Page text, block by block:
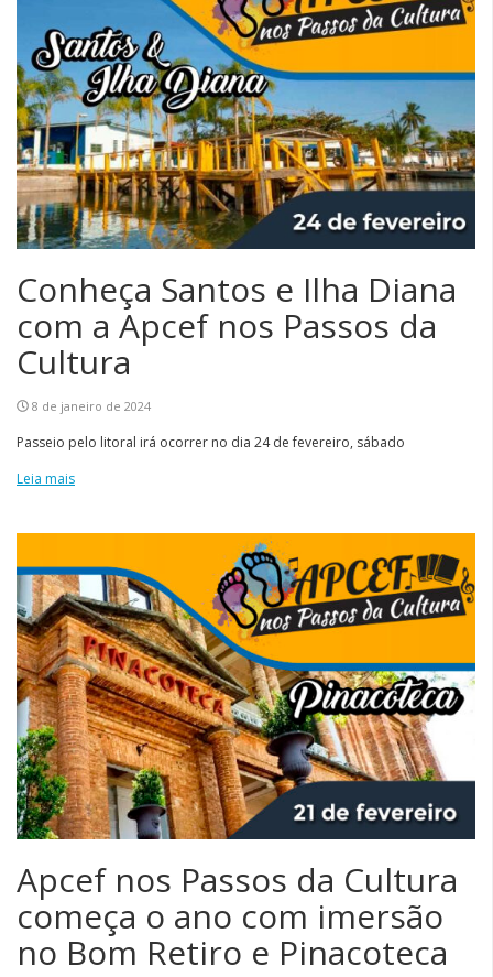
Conheça Santos e Ilha Diana
com a Apcef nos Passos da
Cultura
8 de janeiro de 2024
Passeio pelo litoral irá ocorrer no dia 24 de fevereiro, sábado
Leia mais
Apcef nos Passos da Cultura
começa o ano com imersão
no Bom Retiro e Pinacoteca